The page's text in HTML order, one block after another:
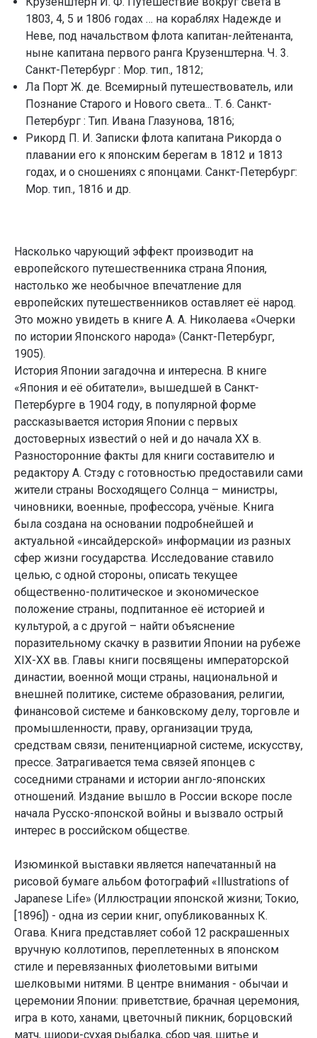
1803, 4, 5 и 1806 годах … на кораблях Надежде и
Неве, под начальством флота капитан-лейтенанта,
ныне капитана первого ранга Крузенштерна. Ч. 3.
Санкт-Петербург : Мор. тип., 1812;
Ла Порт Ж. де. Всемирный путешествователь, или
Познание Старого и Нового света... Т. 6. Санкт-
Петербург : Тип. Ивана Глазунова, 1816;
Рикорд П. И. Записки флота капитана Рикорда о
плавании его к японским берегам в 1812 и 1813
годах, и о сношениях с японцами. Санкт-Петербург:
Мор. тип., 1816 и др.
Насколько чарующий эффект производит на
европейского путешественника страна Япония,
настолько же необычное впечатление для
европейских путешественников оставляет её народ.
Это можно увидеть в книге А. А. Николаева «Очерки
по истории Японского народа» (Санкт-Петербург,
1905).
История Японии загадочна и интересна. В книге
«Япония и её обитатели», вышедшей в Санкт-
Петербурге в 1904 году, в популярной форме
рассказывается история Японии с первых
достоверных известий о ней и до начала ХХ в.
Разносторонние факты для книги составителю и
редактору А. Стэду с готовностью предоставили сами
жители страны Восходящего Солнца – министры,
чиновники, военные, профессора, учёные. Книга
была создана на основании подробнейшей и
актуальной «инсайдерской» информации из разных
сфер жизни государства. Исследование ставило
целью, с одной стороны, описать текущее
общественно-политическое и экономическое
положение страны, подпитанное её историей и
культурой, а с другой – найти объяснение
поразительному скачку в развитии Японии на рубеже
XIX-XX вв. Главы книги посвящены императорской
династии, военной мощи страны, национальной и
внешней политике, системе образования, религии,
финансовой системе и банковскому делу, торговле и
промышленности, праву, организации труда,
средствам связи, пенитенциарной системе, искусству,
прессе. Затрагивается тема связей японцев с
соседними странами и истории англо-японских
отношений. Издание вышло в России вскоре после
начала Русско-японской войны и вызвало острый
интерес в российском обществе.
Изюминкой выставки является напечатанный на
рисовой бумаге альбом фотографий «Illustrations of
Japanese Life» (Иллюстрации японской жизни; Токио,
[1896]) - одна из серии книг, опубликованных К.
Огава. Книга представляет собой 12 раскрашенных
вручную коллотипов, переплетенных в японском
стиле и перевязанных фиолетовыми витыми
шелковыми нитями. В центре внимания - обычаи и
церемонии Японии: приветствие, брачная церемония,
игра в кото, ханами, цветочный пикник, борцовский
матч, шиори-сухая рыбалка, сбор чая, шитье и